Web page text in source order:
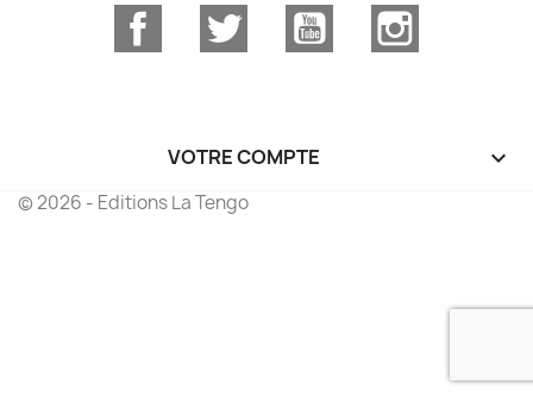
Facebook Twitter YouTube
VOTRE COMPTE 
© 2026 - Editions La Tengo